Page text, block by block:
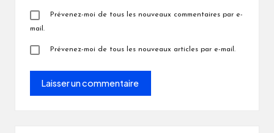
Prévenez-moi de tous les nouveaux commentaires par e-
mail.
Prévenez-moi de tous les nouveaux articles par e-mail.